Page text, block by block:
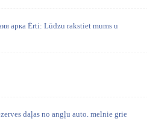
арка Ērti: Lūdzu rakstiet mums u
daļas no angļu auto. melnie grie